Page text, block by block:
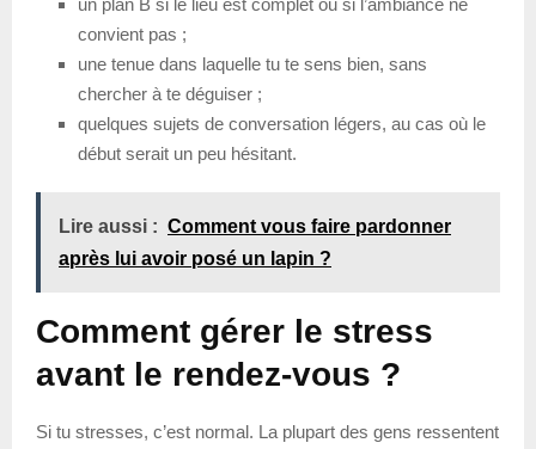
convient pas ;
une tenue dans laquelle tu te sens bien, sans
chercher à te déguiser ;
quelques sujets de conversation légers, au cas où le
début serait un peu hésitant.
Lire aussi : Comment vous faire pardonner
après lui avoir posé un lapin ?
Comment gérer le stress
avant le rendez-vous ?
Si tu stresses, c’est normal. La plupart des gens ressentent